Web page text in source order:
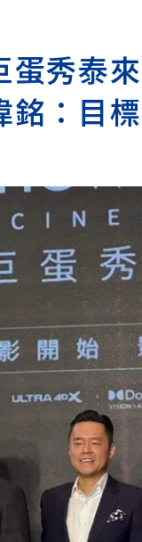
蛋秀泰
銘：目